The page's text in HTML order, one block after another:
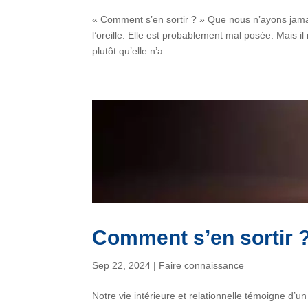
« Comment s’en sortir ? » Que nous n’ayons
l’oreille. Elle est probablement mal posée. Mais
plutôt qu’elle n’a...
Comment s’en sortir
Sep 22, 2024 | Faire connaissance
Notre vie intérieure et relationnelle témoigne